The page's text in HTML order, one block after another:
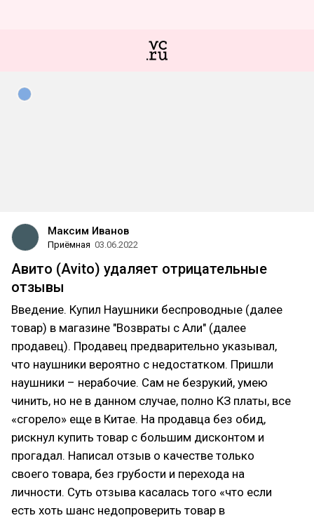
Максим Иванов
Приёмная 03.06.2022
Авито (Avito) удаляет отрицательные
отзывы
Введение. Купил Наушники беспроводные (далее
товар) в магазине "Возвраты с Али" (далее
продавец). Продавец предварительно указывал,
что наушники вероятно с недостатком. Пришли
наушники – нерабочие. Сам не безрукий, умею
чинить, но не в данном случае, полно КЗ платы, все
«сгорело» еще в Китае. На продавца без обид,
рискнул купить товар с большим дисконтом и
прогадал. Написал отзыв о качестве только
своего товара, без грубости и перехода на
личности. Суть отзыва касалась того «что если
есть хоть шанс недопроверить товар в